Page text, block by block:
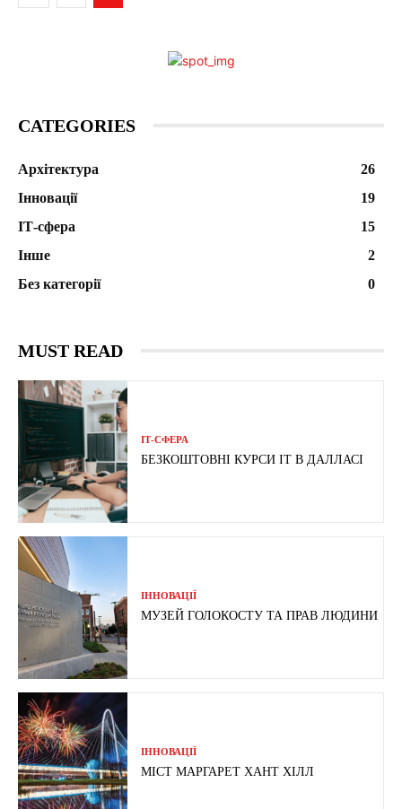
CATEGORIES
Архітектура
26
Інновації
19
ІТ-сфера
15
Інше
2
Без категорії
0
MUST READ
ІТ-СФЕРА
БЕЗКОШТОВНІ КУРСИ IT В ДАЛЛАСІ
ІННОВАЦІЇ
МУЗЕЙ ГОЛОКОСТУ ТА ПРАВ ЛЮДИНИ
ІННОВАЦІЇ
МІСТ МАРГАРЕТ ХАНТ ХІЛЛ